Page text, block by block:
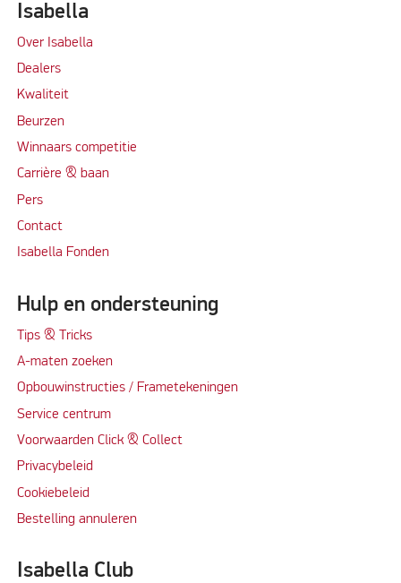
Isabella
Over Isabella
Dealers
Kwaliteit
Beurzen
Winnaars competitie
Carrière & baan
Pers
Contact
Isabella Fonden
Hulp en ondersteuning
Tips & Tricks
A-maten zoeken
Opbouwinstructies / Frametekeningen
Service centrum
Voorwaarden Click & Collect
Privacybeleid
Cookiebeleid
Bestelling annuleren
Isabella Club